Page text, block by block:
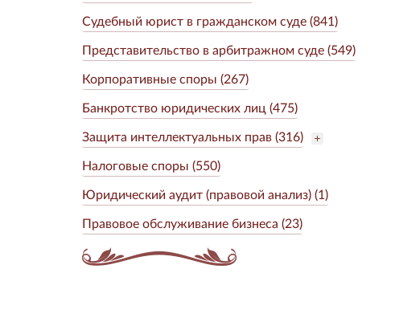
Судебный юрист в гражданском суде (841)
Представительство в арбитражном суде (549)
Корпоративные споры (267)
Банкротство юридических лиц (475)
Защита интеллектуальных прав (316)
Налоговые споры (550)
Юридический аудит (правовой анализ) (1)
Правовое обслуживание бизнеса (23)